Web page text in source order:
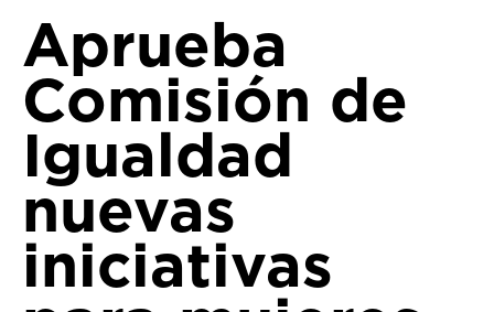
Aprueba
Comisión de
Igualdad
nuevas
iniciativas